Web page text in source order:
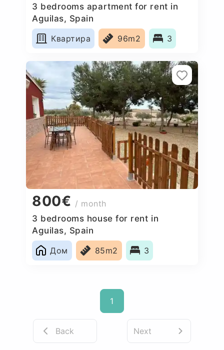
3 bedrooms apartment for rent in
Aguilas, Spain
Квартира
96m2 3
800€ / month
3 bedrooms house for rent in
Aguilas, Spain
Дом
85m2 3
1
Back Next